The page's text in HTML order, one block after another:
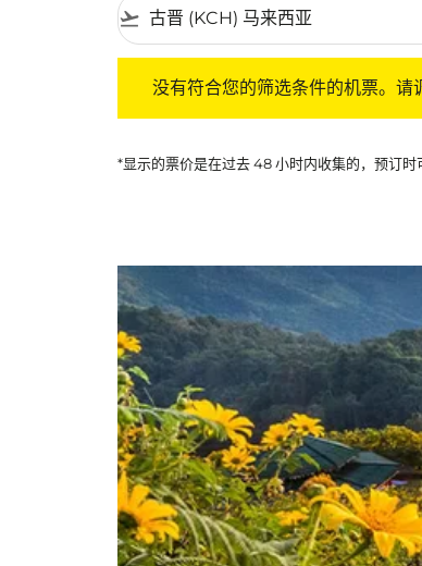
flight_takeoff
没有符合您的筛选条件的机票。请
*显示的票价是在过去 48 小时内收集的，预订时